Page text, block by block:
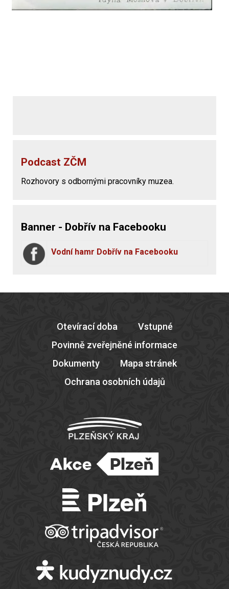
Podcast ZČM
Rozhovory s odbornými pracovníky muzea.
Banner - Dobřív na Facebooku
Vodní hamr Dobřív na Facebooku
Otevírací doba
Vstupné
Povinně zveřejněné informace
Dokumenty
Mapa stránek
Ochrana osobních údajů